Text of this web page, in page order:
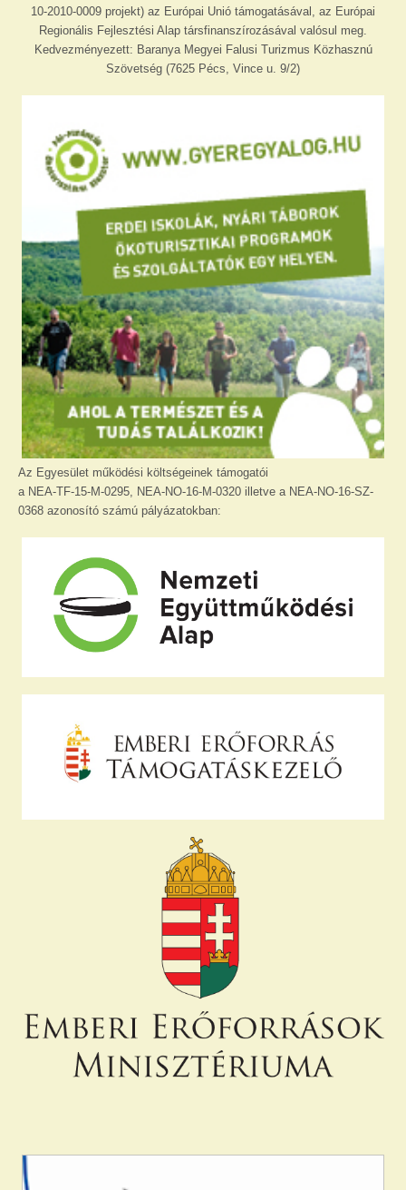
10-2010-0009 projekt) az Európai Unió támogatásával, az Európai
Regionális Fejlesztési Alap társfinanszírozásával valósul meg.
Kedvezményezett: Baranya Megyei Falusi Turizmus Közhasznú
Szövetség (7625 Pécs, Vince u. 9/2)
Az Egyesület működési költségeinek támogatói
a NEA-TF-15-M-0295, NEA-NO-16-M-0320 illetve a NEA-NO-16-SZ-
0368 azonosító számú pályázatokban: